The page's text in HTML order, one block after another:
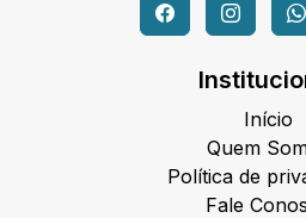
Início
Quem
Política de
Fale